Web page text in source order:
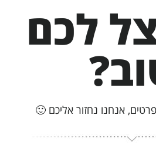
לכם
אנחנו נחזור אליכם 🙂